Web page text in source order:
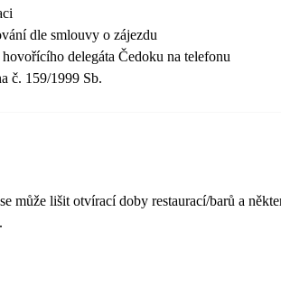
dle smlouvy o zájezdu
delegáta Čedoku na telefonu
č. 159/1999 Sb.
může lišit otvírací doby restaurací/barů a